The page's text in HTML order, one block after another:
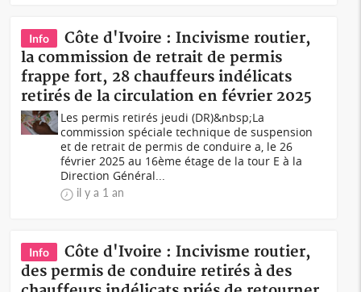
Info
Côte d'Ivoire : Incivisme routier,
la commission de retrait de permis
frappe fort, 28 chauffeurs indélicats
retirés de la circulation en février 2025
Les permis retirés jeudi (DR)&nbsp;La
commission spéciale technique de suspension
et de retrait de permis de conduire a, le 26
février 2025 au 16ème étage de la tour E à la
Direction Général...
il y a 1 an
Info
Côte d'Ivoire : Incivisme routier,
des permis de conduire retirés à des